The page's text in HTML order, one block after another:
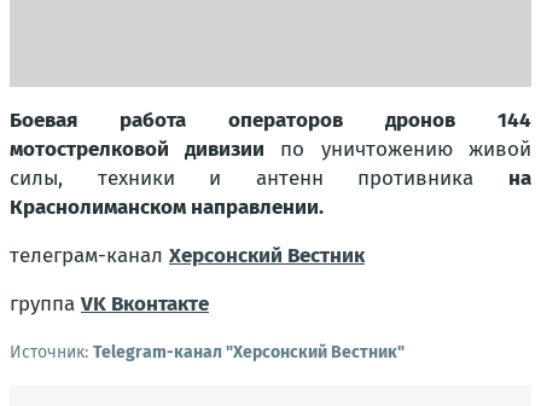
Боевая работа операторов дронов 144
мотострелковой дивизии по уничтожению живой
силы, техники и антенн противника на
Краснолиманском направлении.
телеграм-канал Херсонский Вестник
группа VK Вконтакте
Источник: Telegram-канал "Херсонский Вестник"